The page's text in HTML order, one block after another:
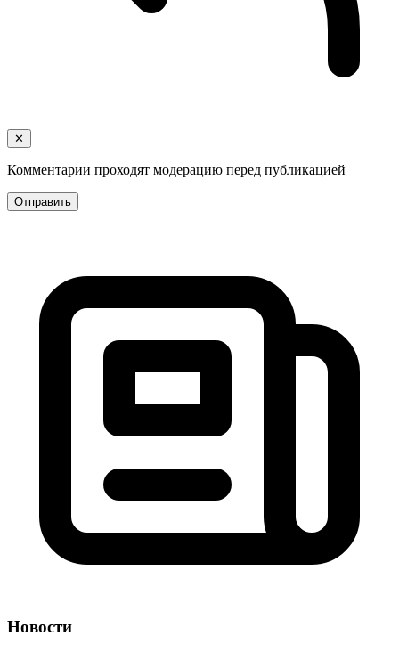
✕
Комментарии проходят модерацию перед публикацией
Отправить
Новости